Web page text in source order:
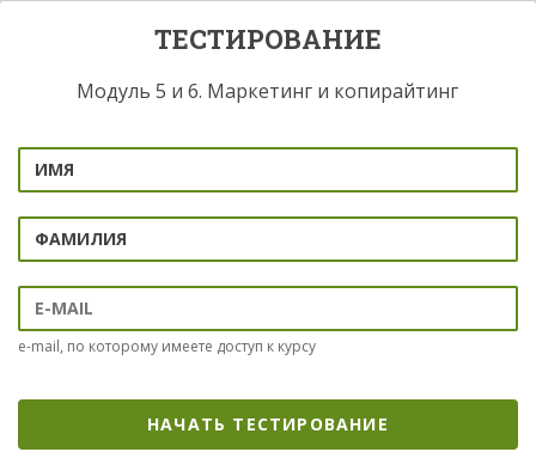
ТЕСТИРОВАНИЕ
Модуль 5 и 6. Маркетинг и копирайтинг
e-mail, по которому имеете доступ к курсу